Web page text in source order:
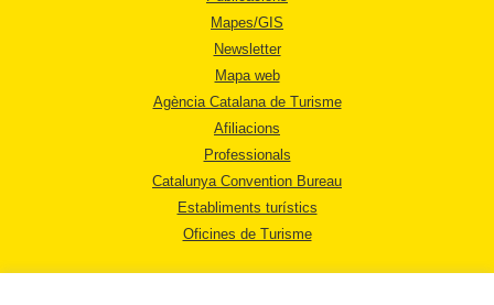
Mapes/GIS
Newsletter
Mapa web
Agència Catalana de Turisme
Afiliacions
Professionals
Catalunya Convention Bureau
Establiments turístics
Oficines de Turisme